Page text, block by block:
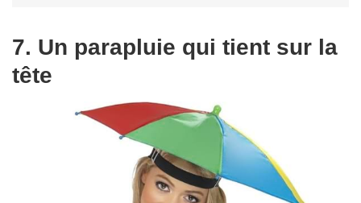
7. Un parapluie qui tient sur la
tête